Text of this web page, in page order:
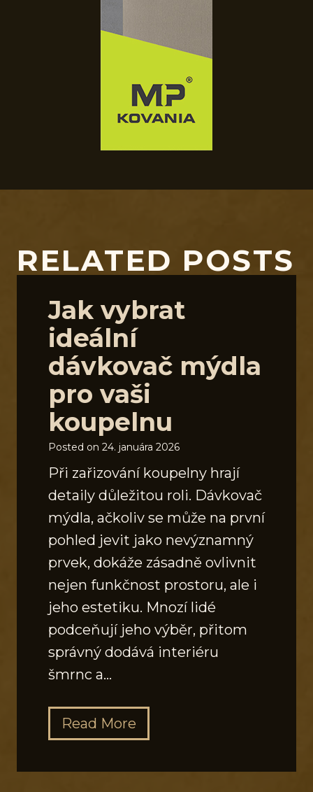
RELATED POSTS
Jak vybrat
ideální
dávkovač mýdla
pro vaši
koupelnu
Posted on 24. januára 2026
Při zařizování koupelny hrají
detaily důležitou roli. Dávkovač
mýdla, ačkoliv se může na první
pohled jevit jako nevýznamný
prvek, dokáže zásadně ovlivnit
nejen funkčnost prostoru, ale i
jeho estetiku. Mnozí lidé
podceňují jeho výběr, přitom
správný dodává interiéru
šmrnc a…
Read More
a
k